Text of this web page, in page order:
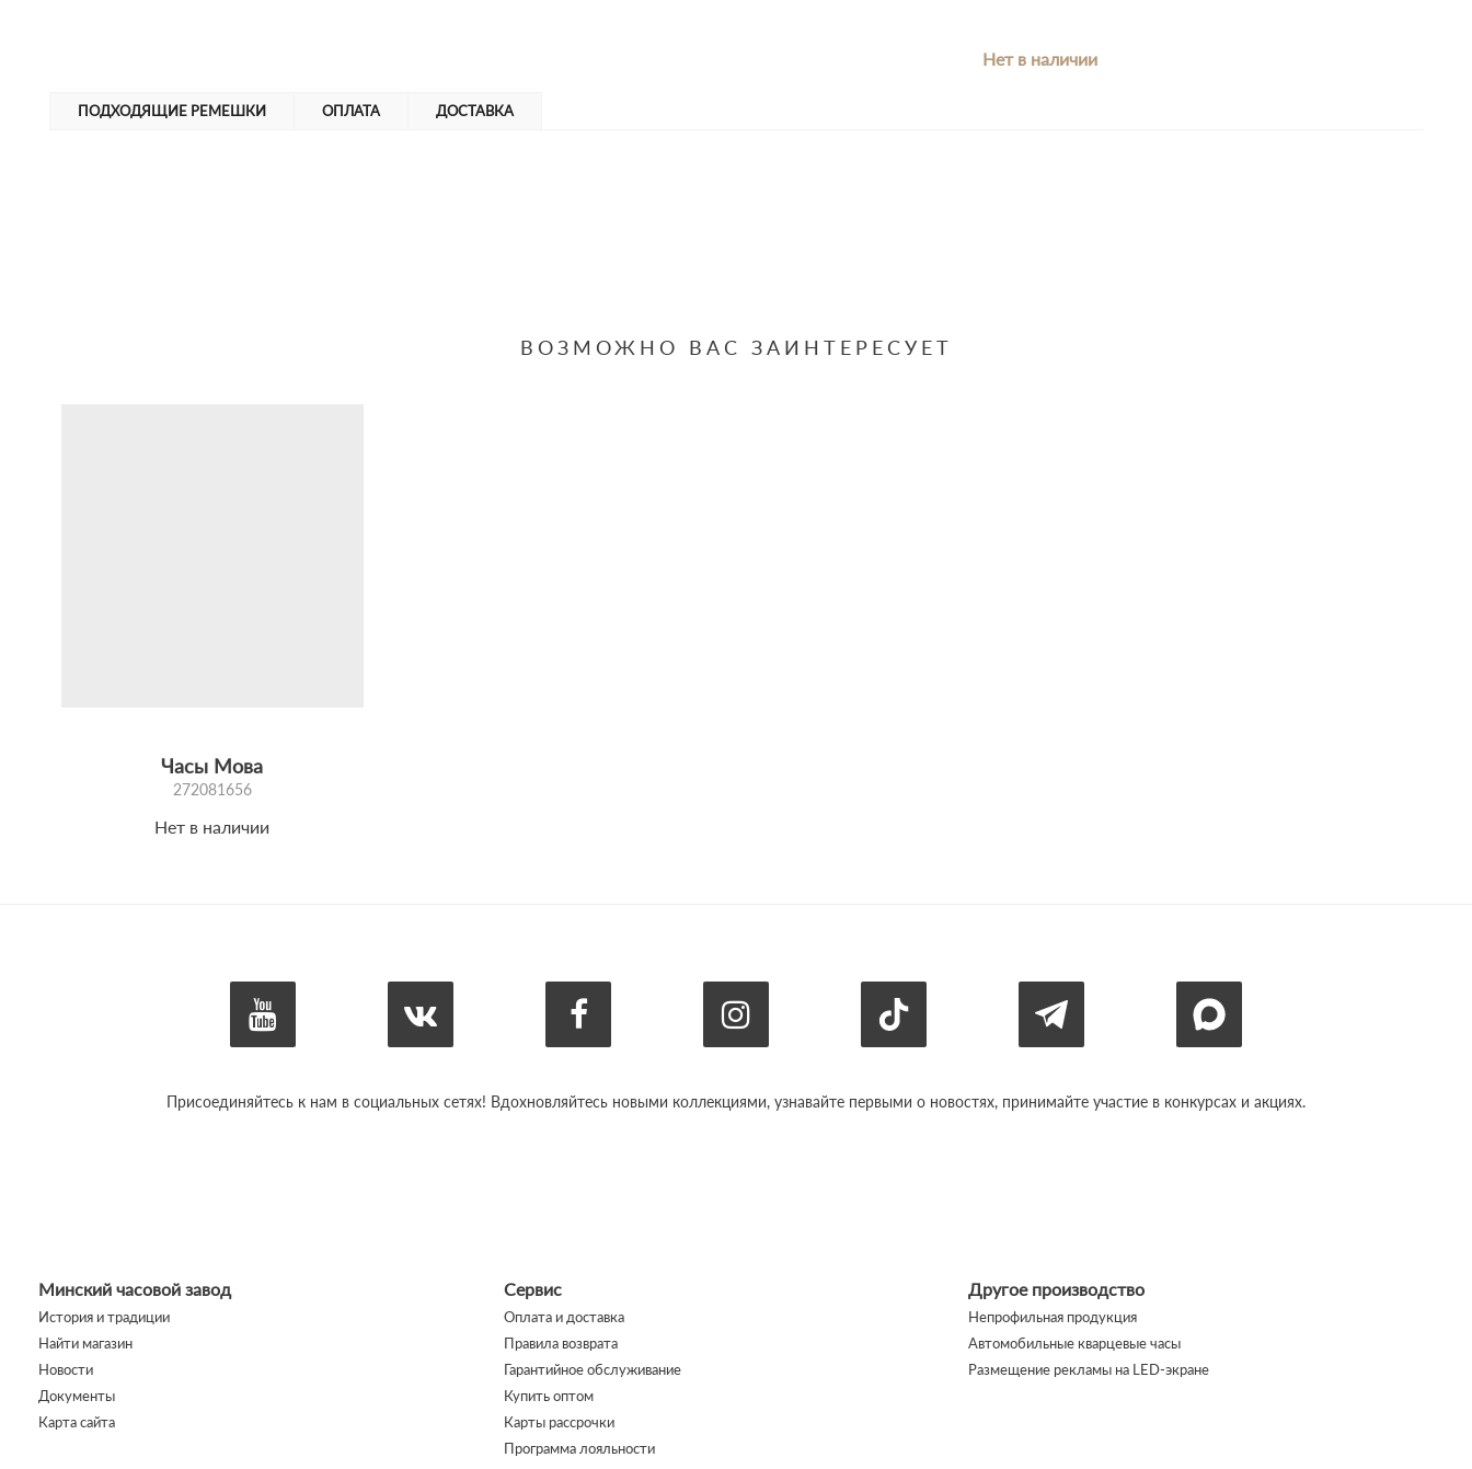
Нет в наличии
ПОДХОДЯЩИЕ РЕМЕШКИ ОПЛАТА ДОСТАВКА
ВОЗМОЖНО ВАС ЗАИНТЕРЕСУЕТ
Часы Мова
272081656
Нет в наличии
Присоединяйтесь к нам в социальных сетях! Вдохновляйтесь новыми коллекциями, узнавайте первыми о новостях, принимайте участие в конкурсах и акциях.
Минский часовой завод
История и традиции
Найти магазин
Новости
Документы
Карта сайта
Сервис
Оплата и доставка
Правила возврата
Гарантийное обслуживание
Купить оптом
Карты рассрочки
Программа лояльности
Другое производство
Непрофильная продукция
Автомобильные кварцевые часы
Размещение рекламы на LED-экране